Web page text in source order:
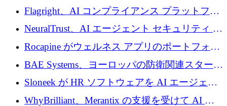
ズ スタートアップの Conduct に 6,000 万ドル
を調達
Flagright、AI コンプライアンス プラットフォ
ームを拡張するためにシリーズ A で 1,250 万
ドルを確保
NeuralTrust、AI エージェント セキュリティ プ
ラットフォームの拡張に 2,000 万ドルを調達
Rocapine がウェルネス アプリのポートフォリ
オを拡大するためにシリーズ A で 1,300 万ド
ルを調達
BAE Systems、ヨーロッパの防衛関連スタート
アップの規模拡大を支援するために 5,000 万
ユーロの支援を開始
Sloneek が HR ソフトウェアを AI エージェン
トに変えるために 600 万ドルを調達
WhyBrilliant、Merantix の支援を受けて AI 求